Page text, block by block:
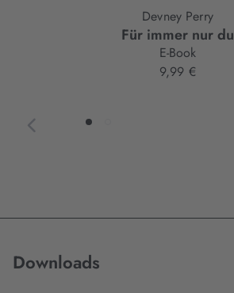
Devney Perry
Für immer nur du
E-Book
9,99 €
Downloads